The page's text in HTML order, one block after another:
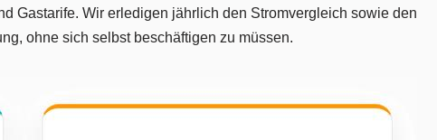
Gastarife. Wir erledigen jährlich den Stromvergleich sowie den
ohne sich selbst beschäftigen zu müssen.